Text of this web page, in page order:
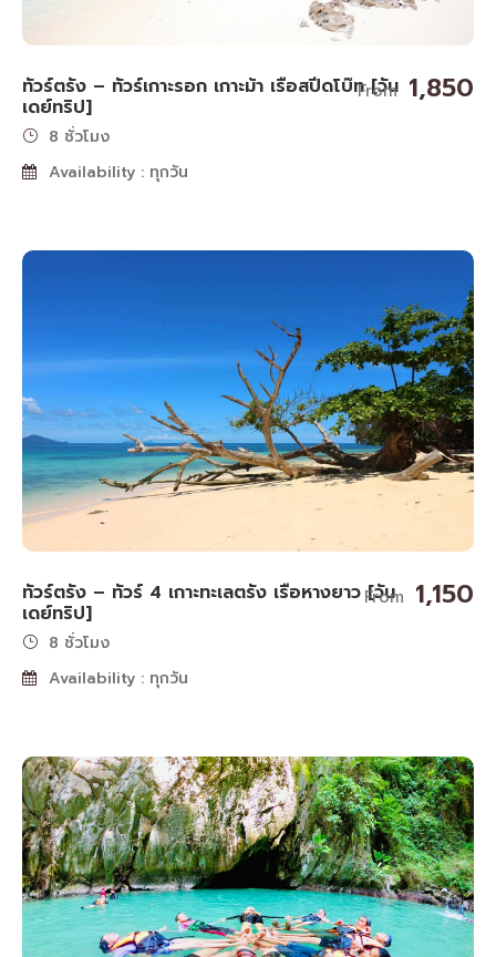
ทัวร์ตรัง – ทัวร์เกาะรอก เกาะม้า เรือสปีดโบ๊ท [วัน
เดย์ทริป]
From 1,850
8 ชั่วโมง
Availability : ทุกวัน
ทัวร์ตรัง – ทัวร์ 4 เกาะทะเลตรัง เรือหางยาว [วัน
เดย์ทริป]
From 1,150
8 ชั่วโมง
Availability : ทุกวัน